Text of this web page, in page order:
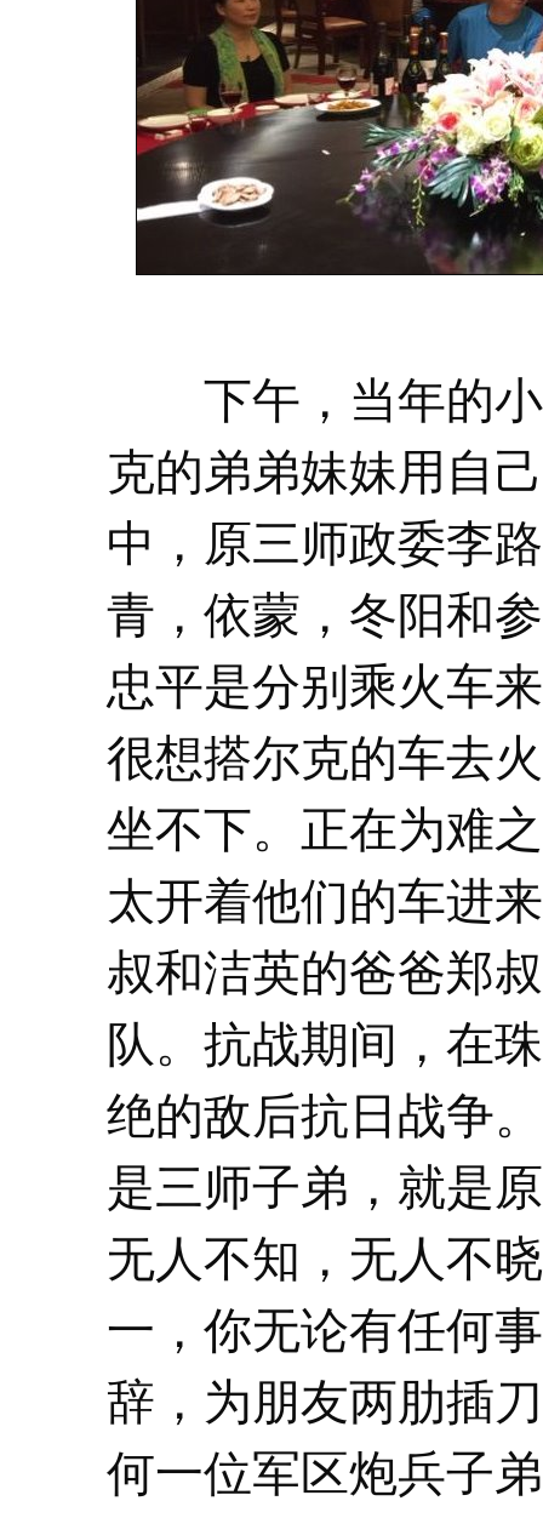
下午，当年的
克的弟弟妹妹用自
中，原三师政委李
青，依蒙，冬阳和
忠平是分别乘火车
很想搭尔克的车去
坐不下。正在为难
太开着他们的车进
叔和洁英的爸爸郑
队。抗战期间，在
绝的敌后抗日战争
是三师子弟，就是
无人不知，无人不
一，你无论有任何
辞，为朋友两肋插
何一位军区炮兵子